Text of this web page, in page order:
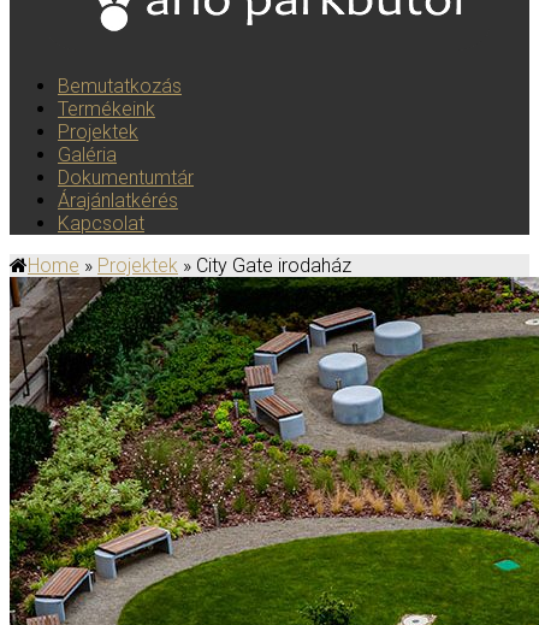
Bemutatkozás
Termékeink
Projektek
Galéria
Dokumentumtár
Árajánlatkérés
Kapcsolat
Home » Projektek » City Gate irodaház